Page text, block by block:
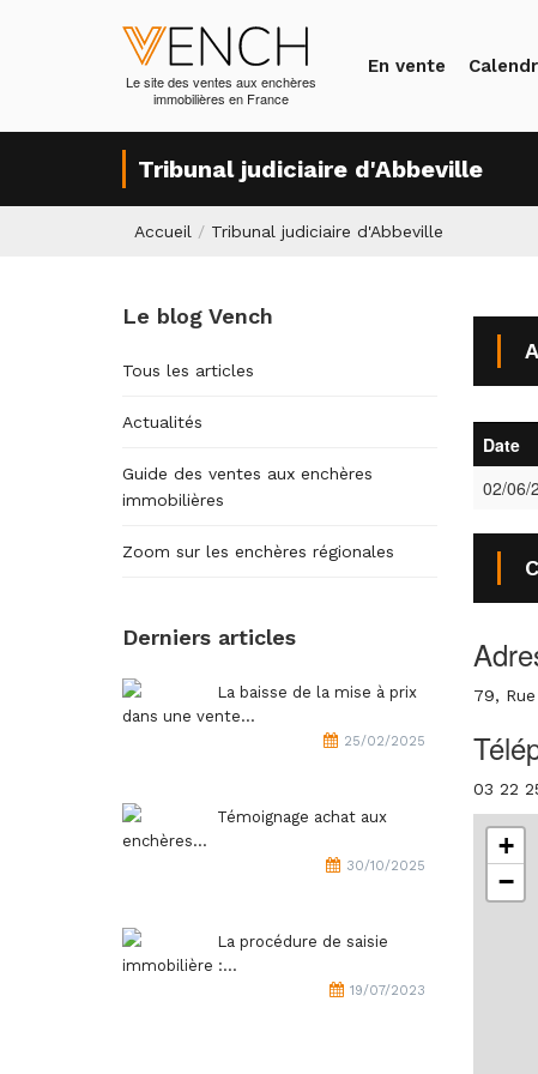
Le site des ventes aux enchères
immobilières en France
En vente
Tribunal judiciaire d'Abbeville
Accueil / Tribunal judiciaire d'Abbeville
Le blog Vench
Tous les articles
Actualités
Guide des ventes aux enchères
immobilières
Zoom sur les enchères régionales
Derniers articles
La baisse de la mise à prix
dans une vente...
25/02/2025
Témoignage achat aux
enchères...
30/10/2025
La procédure de saisie
immobilière :...
19/07/2023
Date
02/06/
79,
03 22
+
−